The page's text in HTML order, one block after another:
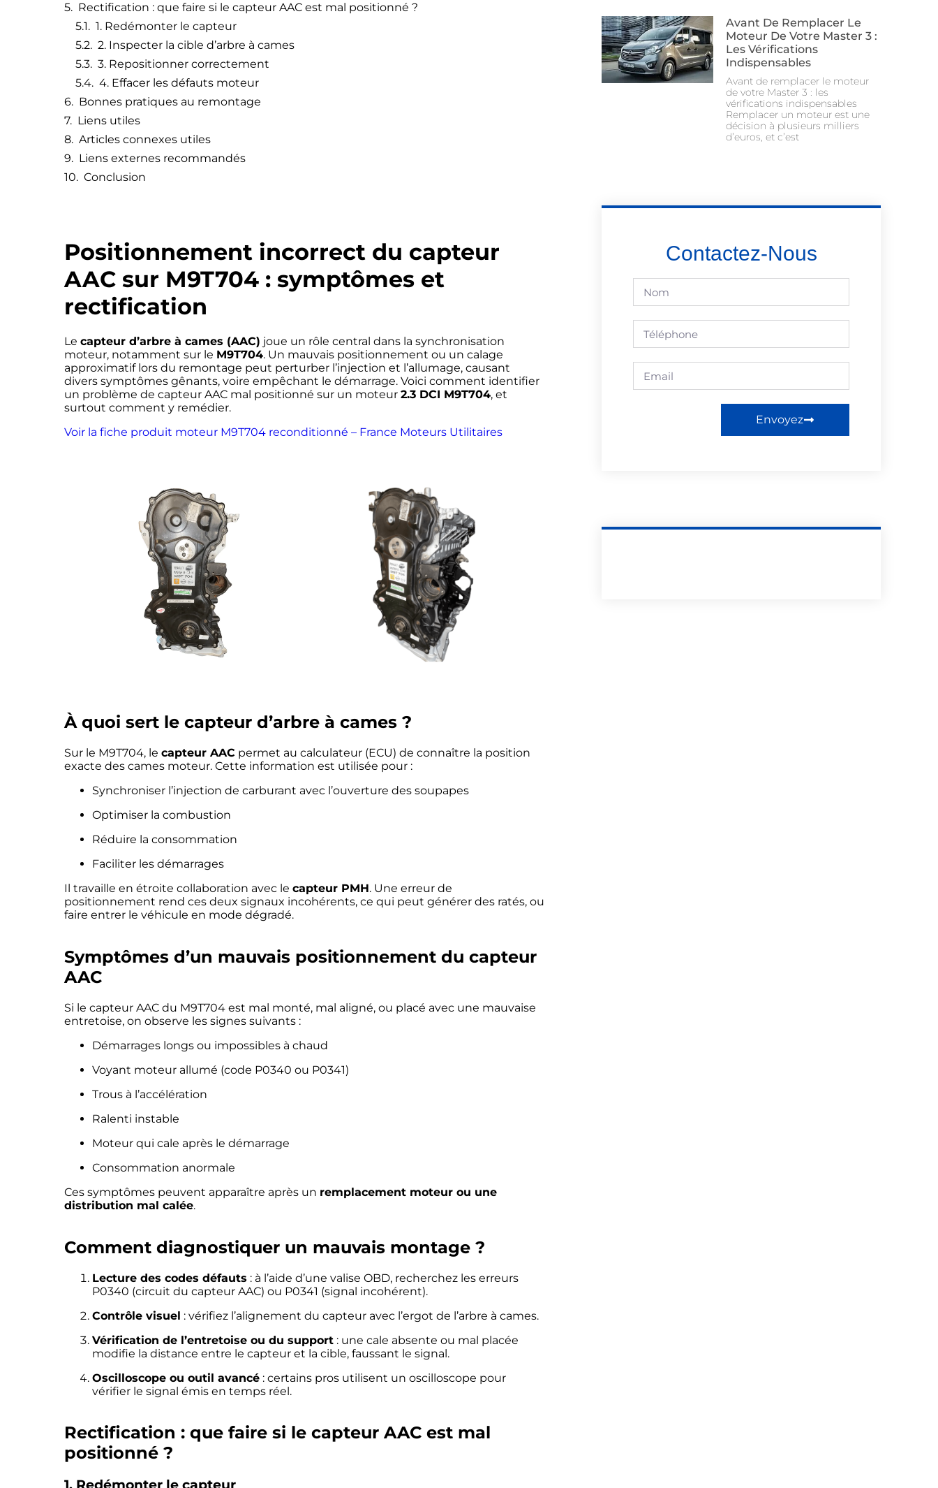
Rectification : que faire si le capteur AAC est mal positionné ?
1. Redémonter le capteur
2. Inspecter la cible d’arbre à cames
3. Repositionner correctement
4. Effacer les défauts moteur
Bonnes pratiques au remontage
Liens utiles
Articles connexes utiles
Liens externes recommandés
Conclusion
Positionnement incorrect du capteur
AAC sur M9T704 : symptômes et
rectification
Le capteur d’arbre à cames (AAC) joue un rôle central dans la synchronisation
moteur, notamment sur le M9T704. Un mauvais positionnement ou un calage
approximatif lors du remontage peut perturber l’injection et l’allumage, causant
divers symptômes gênants, voire empêchant le démarrage. Voici comment identifier
un problème de capteur AAC mal positionné sur un moteur 2.3 DCI M9T704, et
surtout comment y remédier.
Voir la fiche produit moteur M9T704 reconditionné – France Moteurs Utilitaires
À quoi sert le capteur d’arbre à cames ?
Sur le M9T704, le capteur AAC permet au calculateur (ECU) de connaître la position
exacte des cames moteur. Cette information est utilisée pour :
Synchroniser l’injection de carburant avec l’ouverture des soupapes
Optimiser la combustion
Réduire la consommation
Faciliter les démarrages
Il travaille en étroite collaboration avec le capteur PMH. Une erreur de
positionnement rend ces deux signaux incohérents, ce qui peut générer des ratés, ou
faire entrer le véhicule en mode dégradé.
Symptômes d’un mauvais positionnement du capteur
AAC
Si le capteur AAC du M9T704 est mal monté, mal aligné, ou placé avec une mauvaise
entretoise, on observe les signes suivants :
Démarrages longs ou impossibles à chaud
Voyant moteur allumé (code P0340 ou P0341)
Trous à l’accélération
Ralenti instable
Moteur qui cale après le démarrage
Consommation anormale
Ces symptômes peuvent apparaître après un remplacement moteur ou une
distribution mal calée.
Comment diagnostiquer un mauvais montage ?
Lecture des codes défauts : à l’aide d’une valise OBD, recherchez les erreurs
P0340 (circuit du capteur AAC) ou P0341 (signal incohérent).
Contrôle visuel : vérifiez l’alignement du capteur avec l’ergot de l’arbre à cames.
Vérification de l’entretoise ou du support : une cale absente ou mal placée
modifie la distance entre le capteur et la cible, faussant le signal.
Oscilloscope ou outil avancé : certains pros utilisent un oscilloscope pour
vérifier le signal émis en temps réel.
Rectification : que faire si le capteur AAC est mal
positionné ?
Avant De Remplacer Le
Moteur De Votre Master 3 :
Les Vérifications
Indispensables
Avant de remplacer le moteur
de votre Master 3 : les
vérifications indispensables
Remplacer un moteur est une
décision à plusieurs milliers
d’euros, et c’est
Contactez-Nous
Envoyez